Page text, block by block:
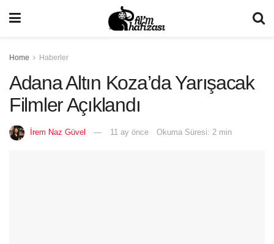
Home Haberler
Adana Altın Koza’da Yarışacak
Filmler Açıklandı
İrem Naz Güvel 11 ay önce Okuma Süresi: 2 min